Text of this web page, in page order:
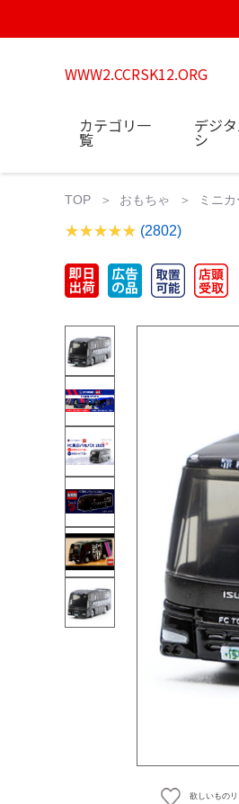
WWW2.CCRSK12.ORG
カテゴリ一
覧
デジ
シ
TOP おもちゃ ミニカ
(2802)
欲しいもの